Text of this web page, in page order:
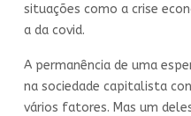
situações como a crise
a da covid.
A permanência de uma
na sociedade capitalista
vários fatores. Mas um